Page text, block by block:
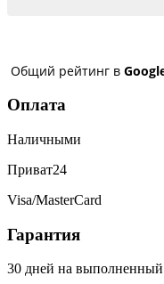
сегодня получила
Общий рейтинг в
Оплата
Наличными
Приват24
Visa/MasterCard
Гарантия
30 дней на